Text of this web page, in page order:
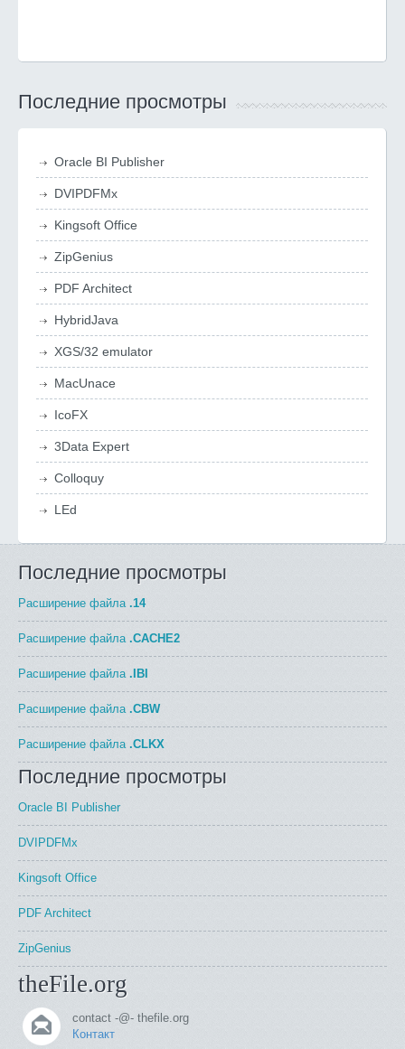
Последние просмотры
Oracle BI Publisher
DVIPDFMx
Kingsoft Office
ZipGenius
PDF Architect
HybridJava
XGS/32 emulator
MacUnace
IcoFX
3Data Expert
Colloquy
LEd
Последние просмотры
Расширение файла .14
Расширение файла .CACHE2
Расширение файла .IBI
Расширение файла .CBW
Расширение файла .CLKX
Последние просмотры
Oracle BI Publisher
DVIPDFMx
Kingsoft Office
PDF Architect
ZipGenius
theFile.org
contact -@- thefile.org
Контакт